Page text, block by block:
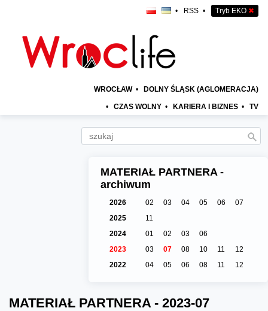
• RSS • Tryb EKO ✖
WROCŁAW • DOLNY ŚLĄSK (AGLOMERACJA)
• CZAS WOLNY • KARIERA I BIZNES • TV
MATERIAŁ PARTNERA -
archiwum
2026 02 03 04 05 06
07
2025
11
2024
01 02 03
06
2023
03 07 08 10 11
12
2022
04 05 06 08 11 12
MATERIAŁ PARTNERA - 2023-07